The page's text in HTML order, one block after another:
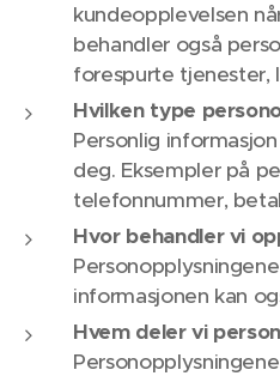
kundeopplevelsen
behandler også
forespurte tjenester,
Hvilken type
Personlig
deg. Eksempler på
telefonnummer,
Hvor behandler vi
informasjonen kan
Hvem deler vi